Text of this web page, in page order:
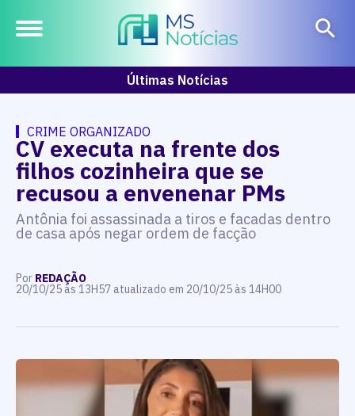
Últimas Notícias
CRIME ORGANIZADO
CV executa na frente dos
filhos cozinheira que se
recusou a envenenar PMs
Antônia foi assassinada a tiros e facadas dentro
de casa após negar ordem de facção
Por REDAÇÃO
20/10/25 às 13H57 atualizado em 20/10/25 às 14H00